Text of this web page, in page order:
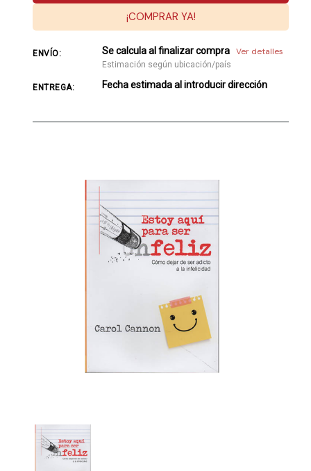
¡COMPRAR YA!
ENVÍO: Se calcula al finalizar compra Ver detalles
Estimación según ubicación/país
ENTREGA: Fecha estimada al introducir dirección